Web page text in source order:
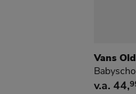
Vans
vanaf €
v.a. 44,